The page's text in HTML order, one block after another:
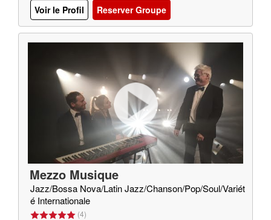
Voir le Profil
Reserver Groupe
Mezzo Musique
Jazz/Bossa Nova/Latin Jazz/Chanson/Pop/Soul/Variét
é Internationale
(4)